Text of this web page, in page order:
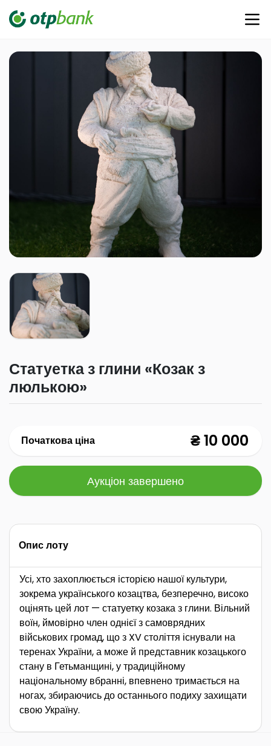
Статуетка з глини «Козак з
люлькою»
Початкова ціна ₴ 10 000
Аукціон завершено
Опис лоту
Усі, хто захоплюється історією нашої культури,
зокрема українського козацтва, безперечно, високо
оцінять цей лот — статуетку козака з глини. Вільний
воїн, ймовірно член однієї з самоврядних
військових громад, що з XV століття існували на
теренах України, а може й представник козацького
стану в Гетьманщині, у традиційному
національному вбранні, впевнено тримається на
ногах, збираючись до останнього подиху захищати
свою Україну.